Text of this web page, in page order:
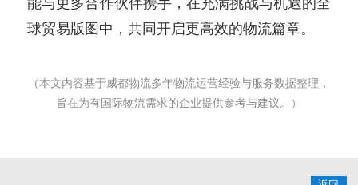
能与更多合作伙伴携手，在充满挑战与机遇的全
球贸易版图中，共同开启更高效的物流篇章。
（本文内容基于威都物流多年物流运营经验与服务数据整理，
旨在为有国际物流需求的企业提供参考与建议。）